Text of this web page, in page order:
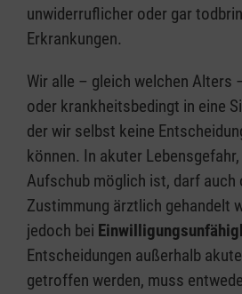
unwiderruflicher oder gar
Erkrankungen.
Wir alle – gleich welchen Alters
oder krankheitsbedingt in eine
der wir selbst keine
können. In akuter
Aufschub möglich ist, darf auch
Zustimmung ärztlich gehandelt
jedoch bei
Entscheidungen außerhalb
getroffen werden, muss